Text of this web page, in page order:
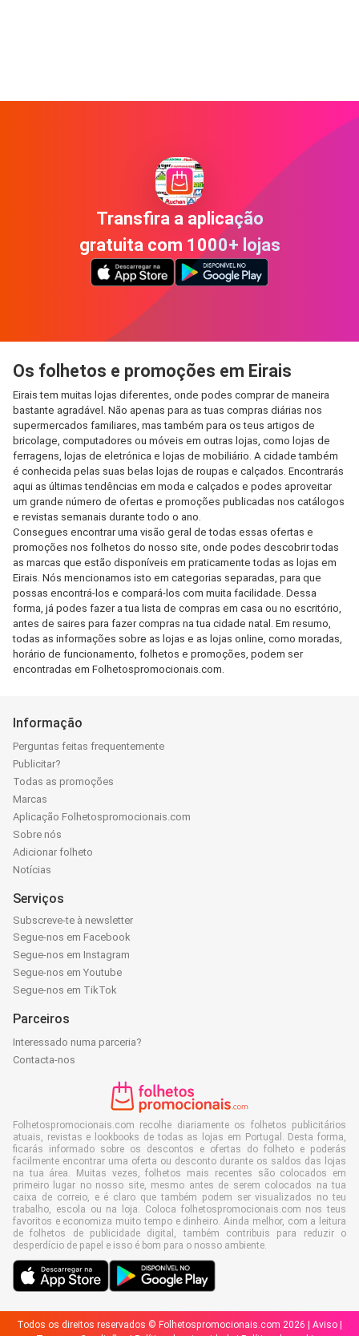
Transfira a aplicação
gratuita com 1000+ lojas
Os folhetos e promoções em Eirais
Eirais tem muitas lojas diferentes, onde podes comprar de maneira
bastante agradável. Não apenas para as tuas compras diárias nos
supermercados familiares, mas também para os teus artigos de
bricolage, computadores ou móveis em outras lojas, como lojas de
ferragens, lojas de eletrónica e lojas de mobiliário. A cidade também
é conhecida pelas suas belas lojas de roupas e calçados. Encontrarás
aqui as últimas tendências em moda e calçados e podes aproveitar
um grande número de ofertas e promoções publicadas nos catálogos
e revistas semanais durante todo o ano.
Consegues encontrar uma visão geral de todas essas ofertas e
promoções nos folhetos do nosso site, onde podes descobrir todas
as marcas que estão disponíveis em praticamente todas as lojas em
Eirais. Nós mencionamos isto em categorias separadas, para que
possas encontrá-los e compará-los com muita facilidade. Dessa
forma, já podes fazer a tua lista de compras em casa ou no escritório,
antes de saires para fazer compras na tua cidade natal. Em resumo,
todas as informações sobre as lojas e as lojas online, como moradas,
horário de funcionamento, folhetos e promoções, podem ser
encontradas em Folhetospromocionais.com.
Informação
Perguntas feitas frequentemente
Publicitar?
Todas as promoções
Marcas
Aplicação Folhetospromocionais.com
Sobre nós
Adicionar folheto
Notícias
Serviços
Subscreve-te à newsletter
Segue-nos em Facebook
Segue-nos em Instagram
Segue-nos em Youtube
Segue-nos em TikTok
Parceiros
Interessado numa parceria?
Contacta-nos
Folhetospromocionais.com recolhe diariamente os folhetos publicitários
atuais, revistas e lookbooks de todas as lojas em Portugal. Desta forma,
ficarás informado sobre os descontos e ofertas do folheto e poderás
facilmente encontrar uma oferta ou desconto durante os saldos das lojas
na tua área. Muitas vezes, folhetos mais recentes são colocados em
primeiro lugar no nosso site, mesmo antes de serem colocados na tua
caixa de correio, e é claro que também podem ser visualizados no teu
trabalho, escola ou na loja. Coloca folhetospromocionais.com nos teus
favoritos e economiza muito tempo e dinheiro. Ainda melhor, com a leitura
de folhetos de publicidade digital, também contribuis para reduzir o
desperdício de papel e isso é bom para o nosso ambiente.
Todos os direitos reservados © Folhetospromocionais.com 2026 | Aviso